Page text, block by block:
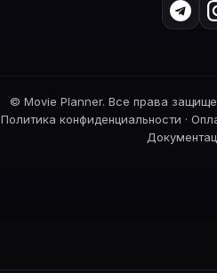
© Movie Planner. Все права
Политика конфиденциальности ·